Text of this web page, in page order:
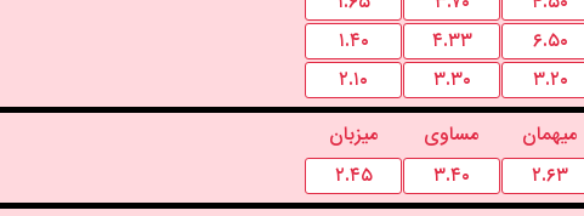
۱.۴۰ ۴.۳۳
۶.۵۰
۲.۱۰ ۳.۳۰
۳.۲۰
میزبان مساوی
میهمان
۲.۴۵ ۳.۴۰ ۲.۶۳